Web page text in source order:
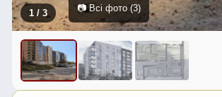
1 / 3 📷 Всі фото (3)